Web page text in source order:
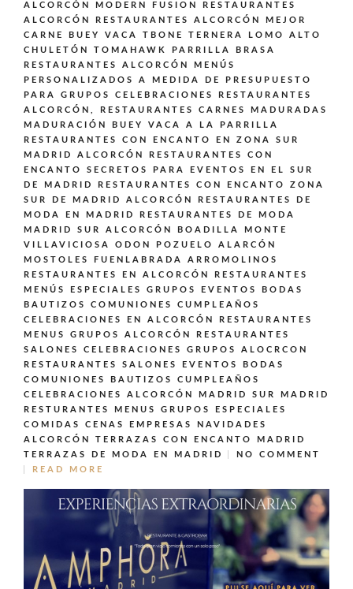
ALCORCÓN
MODERN FUSION
RESTAURANTES
ALCORCÓN
RESTAURANTES ALCORCÓN MEJOR
CARNE BUEY VACA TBONE TERNERA LOMO ALTO
CHULETÓN TOMAHAWK PARRILLA BRASA
RESTAURANTES ALCORCÓN MENÚS
PERSONALIZADOS A MEDIDA DE PRESUPUESTO
PARA GRUPOS CELEBRACIONES
RESTAURANTES
ALCORCÓN,
RESTAURANTES CARNES MADURADAS
MADURACIÓN BUEY VACA A LA PARRILLA
RESTAURANTES CON ENCANTO EN ZONA SUR
MADRID ALCORCÓN
RESTAURANTES CON
ENCANTO SECRETOS PARA EVENTOS EN EL SUR
DE MADRID
RESTAURANTES CON ENCANTO ZONA
SUR DE MADRID ALCORCÓN
RESTAURANTES DE
MODA EN MADRID
RESTAURANTES DE MODA
MADRID SUR ALCORCÓN BOADILLA MONTE
VILLAVICIOSA ODON POZUELO ALARCÓN
MOSTOLES FUENLABRADA ARROMOLINOS
RESTAURANTES EN ALCORCÓN
RESTAURANTES
MENÚS ESPECIALES GRUPOS EVENTOS BODAS
BAUTIZOS COMUNIONES CUMPLEAÑOS
CELEBRACIONES EN ALCORCÓN
RESTAURANTES
MENUS GRUPOS ALCORCÓN
RESTAURANTES
SALONES CELEBRACIONES GRUPOS ALOCRCON
RESTAURANTES SALONES EVENTOS BODAS
COMUNIONES BAUTIZOS CUMPLEAÑOS
CELEBRACIONES ALCORCÓN MADRID SUR MADRID
RESTURANTES MENUS GRUPOS ESPECIALES
COMIDAS CENAS EMPRESAS NAVIDADES
ALCORCÓN
TERRAZAS CON ENCANTO MADRID
TERRAZAS DE MODA EN MADRID
NO COMMENT
READ MORE